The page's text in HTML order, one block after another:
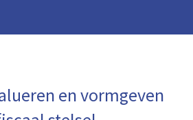
en vormgeven